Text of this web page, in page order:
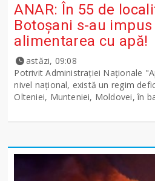
ANAR: În 55 de
Botoșani s-au
alimentarea cu apă!
astăzi, 09:08
Potrivit Administraţiei Naţionale
nivel naţional, există un regim
Olteniei, Munteniei, Moldovei, în